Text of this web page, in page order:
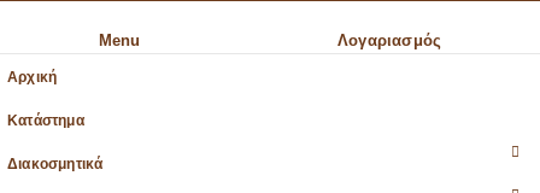
Menu Λογαριασμός
Αρχική
Κατάστημα
Διακοσμητικά